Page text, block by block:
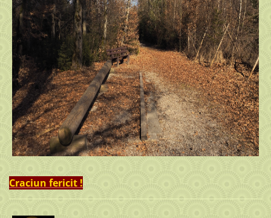
Craciun fericit !